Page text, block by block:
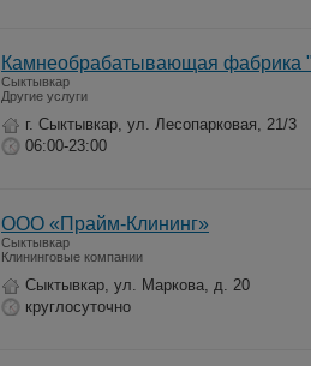
Камнеобрабатывающая фабрика
Сыктывкар
Другие услуги
г. Сыктывкар, ул. Лесопарковая, 21/3
06:00-23:00
ООО «Прайм-Клининг»
Сыктывкар
Клининговые компании
Сыктывкар, ул. Маркова, д. 20
круглосуточно